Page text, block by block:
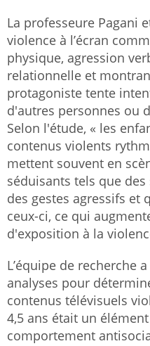
La professeure Pagani
violence à l’écran
physique, agression
relationnelle et
protagoniste tente
d'autres personnes ou
Selon l'étude, « les
contenus violents
mettent souvent en
séduisants tels que
des gestes agressifs et
ceux-ci, ce qui
d'exposition à la
L’équipe de recherche
analyses pour
contenus télévisuels
4,5 ans était un
comportement